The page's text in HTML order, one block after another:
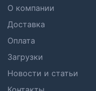
О компании
Доставка
Оплата
Загрузки
Новости и статьи